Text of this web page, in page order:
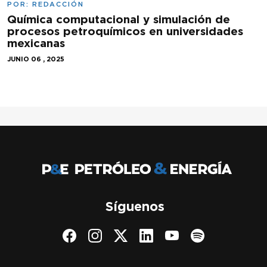
POR: REDACCIÓN
Química computacional y simulación de
procesos petroquímicos en universidades
mexicanas
JUNIO 06 , 2025
Síguenos